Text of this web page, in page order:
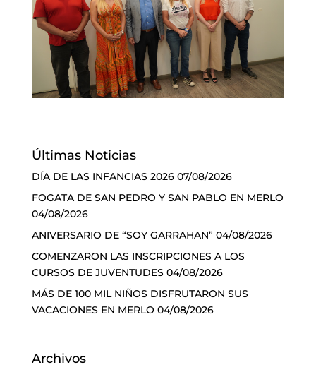
Últimas Noticias
DÍA DE LAS INFANCIAS 2026 07/08/2026
FOGATA DE SAN PEDRO Y SAN PABLO EN MERLO
04/08/2026
ANIVERSARIO DE “SOY GARRAHAN” 04/08/2026
COMENZARON LAS INSCRIPCIONES A LOS
CURSOS DE JUVENTUDES 04/08/2026
MÁS DE 100 MIL NIÑOS DISFRUTARON SUS
VACACIONES EN MERLO 04/08/2026
Archivos